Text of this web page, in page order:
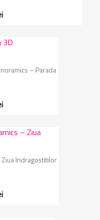
– Parada
Indragostitilor